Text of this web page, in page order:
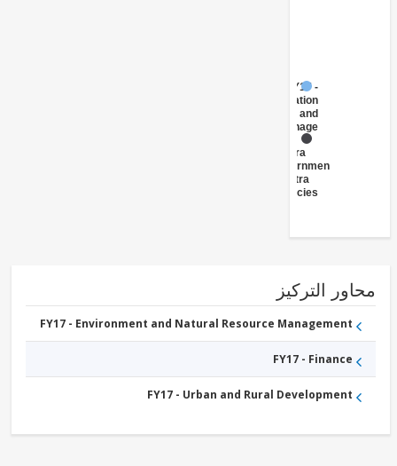
Irrigation
Drainage
FY17 -
Central
Government
(Central
Agencies
)
التركيز
FY17 - Environment and Natural Resource Management
FY17 - Finance
FY17 - Urban and Rural Development